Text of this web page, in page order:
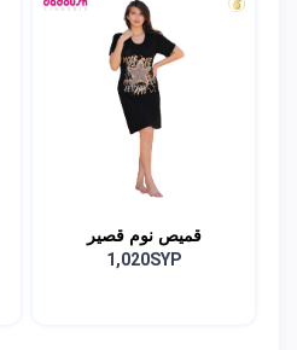
قميص نوم قصير
1,020SYP